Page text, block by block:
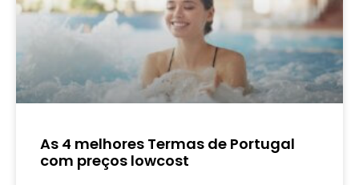
As 4 melhores Termas de Portugal
com preços lowcost